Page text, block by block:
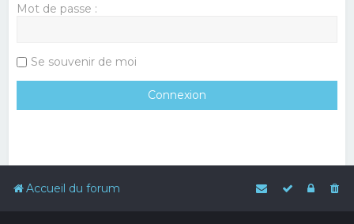
Mot de passe :
Se souvenir de moi
Accueil du forum